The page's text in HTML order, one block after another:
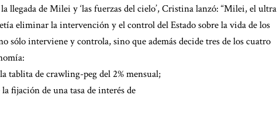
llegada de Milei y ‘las fuerzas del cielo’, Cristina lanzó: “Milei, el ultra
eliminar la intervención y el control del Estado sobre la vida de los
sólo interviene y controla, sino que además decide tres de los cuatro
tablita de crawling-peg del 2% mensual;
fijación de una tasa de interés de